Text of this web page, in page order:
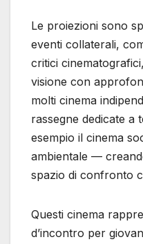
Le proiezioni sono
eventi collaterali,
critici
visione con
molti cinema
rassegne dedicate a
esempio il cinema
ambientale —
spazio di confronto
Questi cinema
d’incontro per